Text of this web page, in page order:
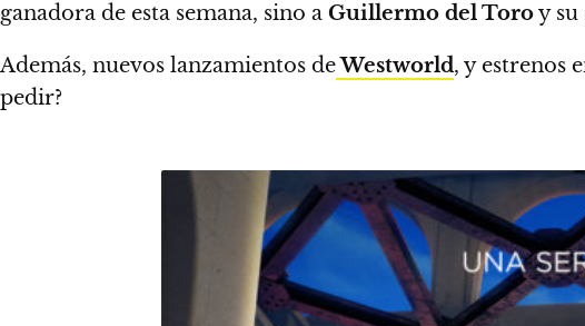
ganadora de esta semana, sino a Guillermo del Toroy su
Además, nuevos lanzamientos deWestworld, y estrenos
pedir?